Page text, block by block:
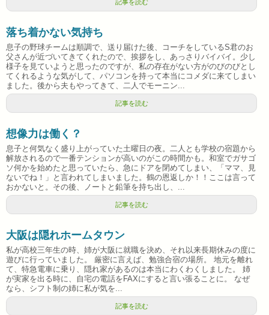
記事を読む
落ち着かない気持ち
息子の野球チームは順調で、送り届けた後、コーチをしているS君のお
父さんが近づいてきてくれたので、挨拶をし、あっさりバイバイ。少し
様子を見ていようと思ったのですが、私の存在がない方がのびのびとし
てくれるような気がして、パソコンを持って本当にコメダに来てしまい
ました。後から夫もやってきて、二人でモーニン...
記事を読む
想像力は働く？
息子と何気なく盛り上がっていた土曜日の夜。二人とも学校の宿題から
解放されるので一番テンションが高いのがこの時間かも。和室でガサゴ
ソ何かを始めたと思っていたら、急にドアを閉めてしまい、「ママ、見
ないでね！」と言われてしまいました。鶴の恩返しか！！ここは言って
おかないと。その後、ノートと鉛筆を持ち出し、...
記事を読む
大阪は隠れホームタウン
私が高校三年生の時、姉が大阪に就職を決め、それ以来長期休みの度に
遊びに行っていました。 厳密に言えば、勉強合宿の場所。 地元を離れ
て、特急電車に乗り、隠れ家があるのは本当にわくわくしました。 姉
が実家を出る時に、自宅の電話をFAXにすると言い張ることに。 なぜ
なら、シフト制の姉に私が気を...
記事を読む